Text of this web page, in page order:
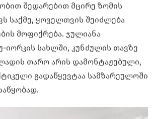
შედარებით მცირე ზომის
საქმე, ყოველთვის შეიძლება
მოფიქრება. ჯულიანა
იორკის სახლში, კუნძულის თავზე
თარო არის დამონტაჟებული,
გადაწყევტაა სამზარეულოში